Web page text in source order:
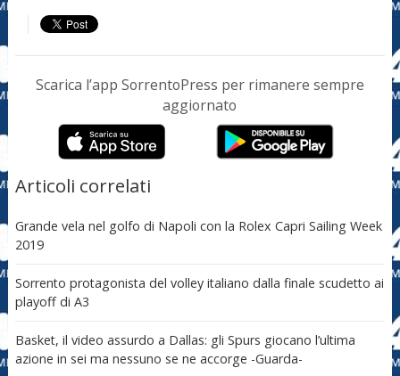
Scarica l’app SorrentoPress per rimanere sempre
aggiornato
Articoli correlati
Grande vela nel golfo di Napoli con la Rolex Capri Sailing Week
2019
Sorrento protagonista del volley italiano dalla finale scudetto ai
playoff di A3
Basket, il video assurdo a Dallas: gli Spurs giocano l’ultima
azione in sei ma nessuno se ne accorge -Guarda-